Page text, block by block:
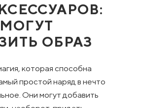
ОБРАЗ
которая способна
простой наряд в нечто
Они могут добавить